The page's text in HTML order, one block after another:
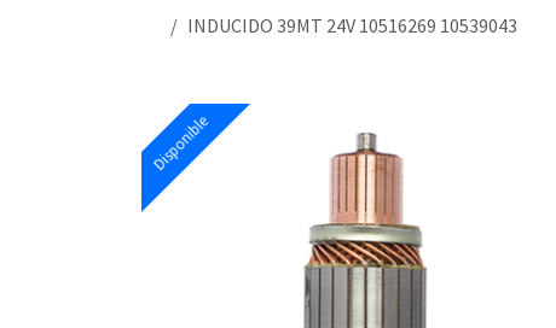
INDUCIDO 39MT 24V 10516269 10539043
Disponible
Disponible